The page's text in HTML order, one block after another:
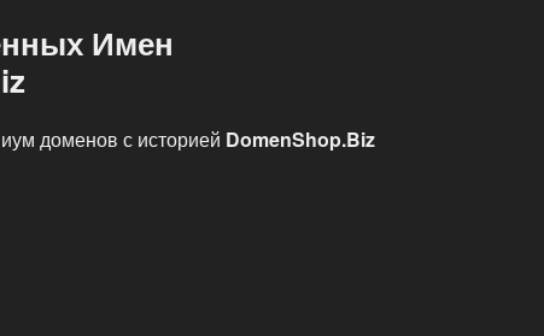
Имен
доменов с историей DomenShop.Biz